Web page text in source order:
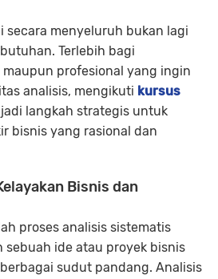
secara menyeluruh bukan lagi
Terlebih bagi
profesional yang ingin
analisis, mengikuti kursus
langkah strategis untuk
bisnis yang rasional dan
Bisnis dan
proses analisis sistematis
sebuah ide atau proyek bisnis
sudut pandang. Analisis